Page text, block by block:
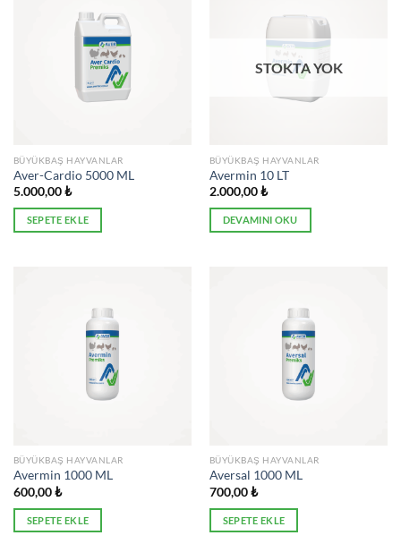
BÜYÜKBAŞ HAYVANLAR
Aver-Cardio 5000 ML
5.000,00₺
SEPETE EKLE
STOKTA YOK
BÜYÜKBAŞ HAYVANLAR
Avermin 10 LT
2.000,00₺
DEVAMINI OKU
BÜYÜKBAŞ HAYVANLAR
Avermin 1000 ML
600,00₺
SEPETE EKLE
BÜYÜKBAŞ HAYVANLAR
Aversal 1000 ML
700,00₺
SEPETE EKLE